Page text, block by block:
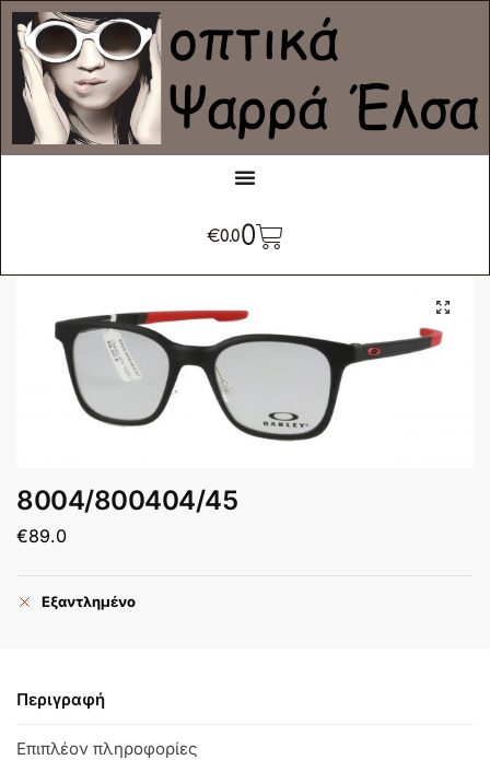
€0.00
8004/800404/45
€89.0
Εξαντλημένο
Περιγραφή
Επιπλέον πληροφορίες